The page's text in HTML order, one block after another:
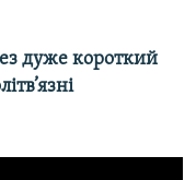
дуже короткий